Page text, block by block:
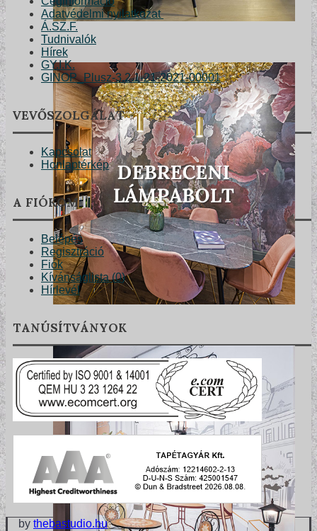
Adatvédelmi nyilatkozat
Á.SZ.F.
Tudnivalók
Hírek
GY.I.K.
GINOP_Plusz-3.2.1-21-2021-00001
VEVŐSZOLGÁLAT
Kapcsolat
Honlaptérkép
A FIÓKOM
Belépés
Regisztráció
Fiók
Kívánságlista (0)
Hírlevél
TANÚSÍTVÁNYOK
by thebastudio.hu